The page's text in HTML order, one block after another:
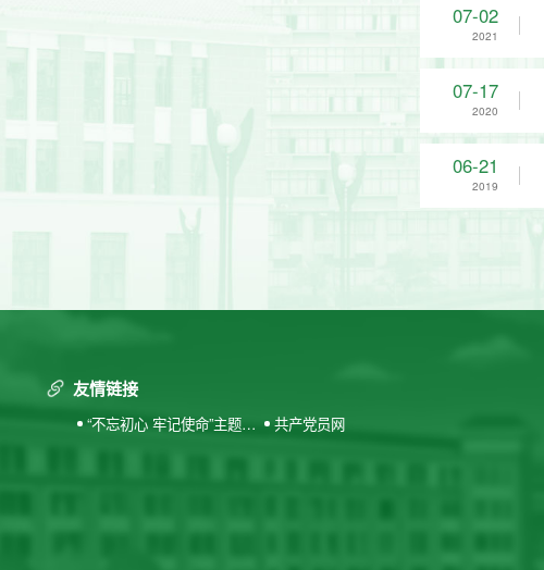
07-02
2021
07-17
2020
06-21
2019
友情链接
“不忘初心 牢记使命”主题教
共产党员网